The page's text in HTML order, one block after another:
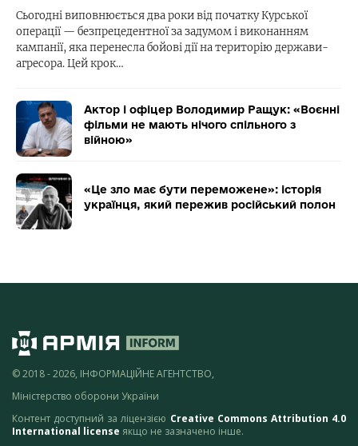
Сьогодні виповнюється два роки від початку Курської
операції — безпрецедентної за задумом і виконанням
кампанії, яка перенесла бойові дії на територію держави-
агресора. Цей крок…
Актор і офіцер Володимир Ращук: «Воєнні
фільми не мають нічого спільного з
війною»
«Це зло має бути переможене»: історія
українця, який пережив російський полон
© 2018 - 2026, ІНФОРМАЦІЙНЕ АГЕНТСТВО,
Міністерство оборони України
Контент доступний за ліцензією Creative Commons Attribution 4.0
International license якщо не зазначено інше.